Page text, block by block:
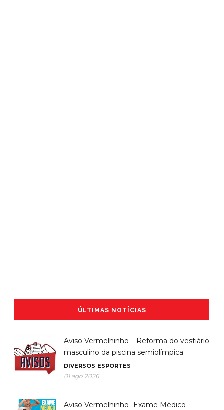
ÚLTIMAS NOTÍCIAS
Aviso Vermelhinho – Reforma do vestiário
masculino da piscina semiolímpica
DIVERSOS ESPORTES
01 ago 2026
Aviso Vermelhinho- Exame Médico